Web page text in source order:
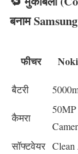
बनाम
फीचर
बैटरी
कैमरा
सॉफ्टवेयर